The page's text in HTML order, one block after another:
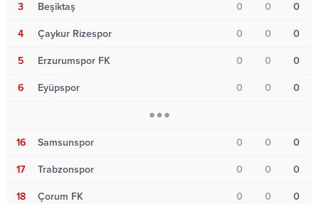
3 Beşiktaş 0 0 0
4 Çaykur Rizespor 0 0 0
5 Erzurumspor FK 0 0 0
6 Eyüpspor 0 0 0
16 Samsunspor 0 0 0
17 Trabzonspor 0 0 0
18 Çorum FK 0 0 0